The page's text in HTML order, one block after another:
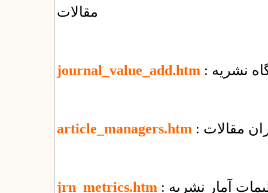
مقالات
journal_value_add.htm نشریه
article_managers.htm مقالات
jrn_metrics.htm آمار نشریه